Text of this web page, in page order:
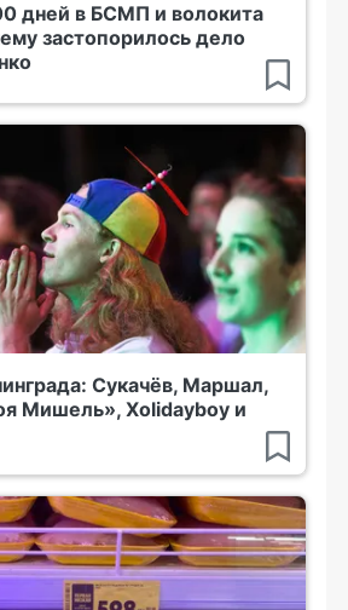
дней в БСМП и волокита
застопорилось дело
Сукачёв, Маршал,
Мишель», Xolidayboy и